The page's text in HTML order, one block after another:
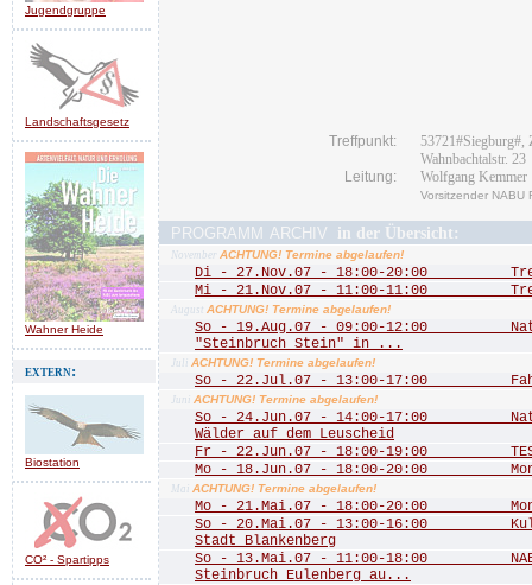
Jugendgruppe
Landschaftsgesetz
Wahner Heide
extern:
Biostation
CO² - Spartipps
Treffpunkt:
53721#Siegburg#,
Wahnbachtalstr. 23
Leitung:
Wolfgang Kemmer
Vorsitzender NABU
programm archiv in der Übersicht:
November ACHTUNG! Termine abgelaufen!
Di - 27.Nov.07 - 18:00-20:00
Mi - 21.Nov.07 - 11:00-11:00
August ACHTUNG! Termine abgelaufen!
So - 19.Aug.07 - 09:00-12:00
"Steinbruch Stein" in ...
Juli ACHTUNG! Termine abgelaufen!
So - 22.Jul.07 - 13:00-17:00
Juni ACHTUNG! Termine abgelaufen!
So - 24.Jun.07 - 14:00-17:00
Wälder auf dem Leuscheid
Fr - 22.Jun.07 - 18:00-19:00 TEST
Mo - 18.Jun.07 - 18:00-20:00
Mai ACHTUNG! Termine abgelaufen!
Mo - 21.Mai.07 - 18:00-20:00
So - 20.Mai.07 - 13:00-16:00
Stadt Blankenberg
So - 13.Mai.07 - 11:00-18:00
Steinbruch Eulenberg au...